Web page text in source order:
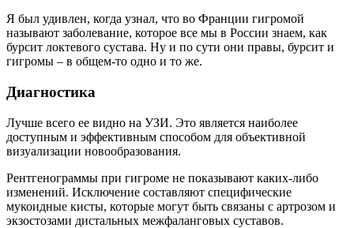
Я был удивлен, когда узнал, что во Франции гигромой
называют заболевание, которое все мы в России знаем, как
бурсит локтевого сустава. Ну и по сути они правы, бурсит и
гигромы – в общем-то одно и то же.
Диагностика
Лучше всего ее видно на УЗИ. Это является наиболее
доступным и эффективным способом для объективной
визуализации новообразования.
Рентгенограммы при гигроме не показывают каких-либо
изменений. Исключение составляют специфические
мукоидные кисты, которые могут быть связаны с артрозом и
экзостозами дистальных межфаланговых суставов.